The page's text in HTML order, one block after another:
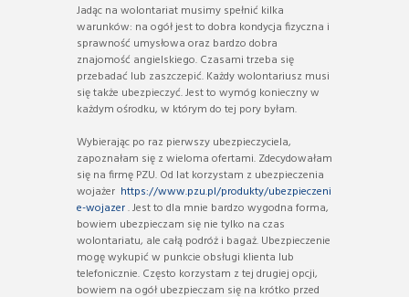
Jadąc na wolontariat musimy spełnić kilka
warunków: na ogół jest to dobra kondycja fizyczna i
sprawność umysłowa oraz bardzo dobra
znajomość angielskiego. Czasami trzeba się
przebadać lub zaszczepić. Każdy wolontariusz musi
się także ubezpieczyć. Jest to wymóg konieczny w
każdym ośrodku, w którym do tej pory byłam.
Wybierając po raz pierwszy ubezpieczyciela,
zapoznałam się z wieloma ofertami. Zdecydowałam
się na firmę PZU. Od lat korzystam z ubezpieczenia
wojażer https://www.pzu.pl/produkty/ubezpieczeni
e-wojazer. Jest to dla mnie bardzo wygodna forma,
bowiem ubezpieczam się nie tylko na czas
wolontariatu, ale całą podróż i bagaż. Ubezpieczenie
mogę wykupić w punkcie obsługi klienta lub
telefonicznie. Często korzystam z tej drugiej opcji,
bowiem na ogół ubezpieczam się na krótko przed